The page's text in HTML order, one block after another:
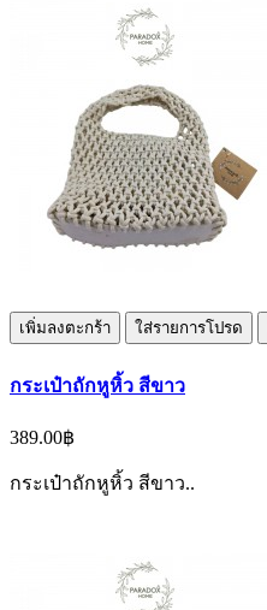
เพิ่มลงตะกร้า ใส่รายการโปรด
กระเป๋าถักหูหิ้ว สีขาว
389.00฿
กระเป๋าถักหูหิ้ว สีขาว..